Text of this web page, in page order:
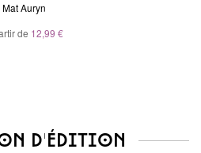
Mat Auryn
de 12,99 €
d'édition